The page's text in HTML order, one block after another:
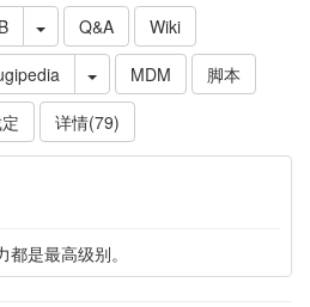
Q&A
Wiki
MDM
脚本
详情(79)
是最高级别。